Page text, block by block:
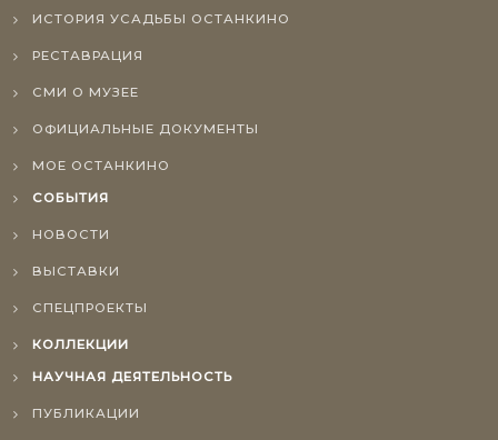
ИСТОРИЯ УСАДЬБЫ ОСТАНКИНО
РЕСТАВРАЦИЯ
СМИ О МУЗЕЕ
ОФИЦИАЛЬНЫЕ ДОКУМЕНТЫ
МОЕ ОСТАНКИНО
СОБЫТИЯ
НОВОСТИ
ВЫСТАВКИ
СПЕЦПРОЕКТЫ
КОЛЛЕКЦИИ
НАУЧНАЯ ДЕЯТЕЛЬНОСТЬ
ПУБЛИКАЦИИ